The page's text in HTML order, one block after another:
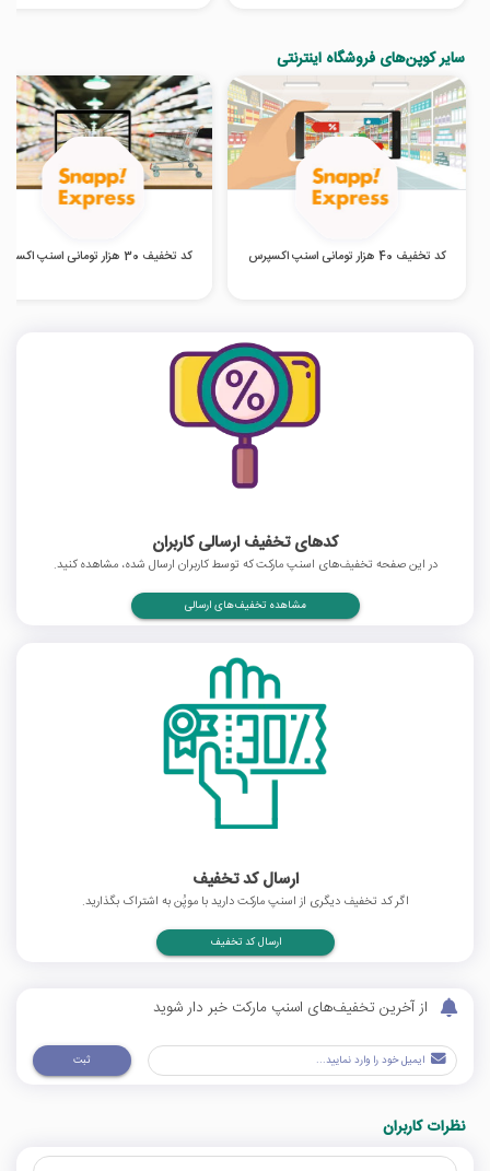
سایر کوپن‌های فروشگاه اینترنتی
کد تخفیف 40 هزار تومانی اسنپ اکسپرس کد تخفیف 30 هزار تومانی اسنپ اکسپرس
کدهای تخفیف ارسالی کاربران
در این صفحه تخفیف‌های اسنپ مارکت که توسط کاربران ارسال شده، مشاهده کنید.
مشاهده تخفیف‌های ارسالی
ارسال کد تخفیف
اگر کد تخفیف دیگری از اسنپ مارکت دارید با موپُن به اشتراک بگذارید.
ارسال کد تخفیف
از آخرین تخفیف‌های اسنپ مارکت خبر دار شوید
ثبت
نظرات کاربران